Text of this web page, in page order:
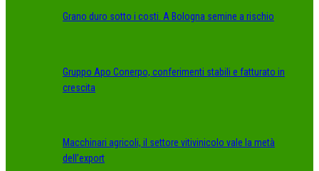
Grano duro sotto i costi. A Bologna semine a rischio
Gruppo Apo Conerpo, conferimenti stabili e fatturato in
crescita
Macchinari agricoli, il settore vitivinicolo vale la metà
dell’export